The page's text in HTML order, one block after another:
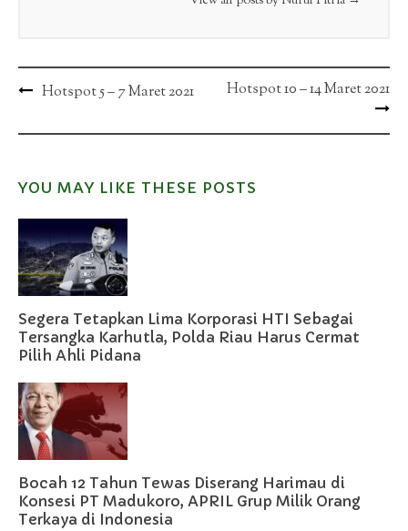
PostHotspot 5 – 7 Maret 2021 Hotspot 10 – 14 Maret 2021
YOU MAY LIKE THESE POSTS
Segera Tetapkan Lima Korporasi HTI Sebagai
Tersangka Karhutla, Polda Riau Harus Cermat
Pilih Ahli Pidana
Bocah 12 Tahun Tewas Diserang Harimau di
Konsesi PT Madukoro, APRIL Grup Milik Orang
Terkaya di Indonesia